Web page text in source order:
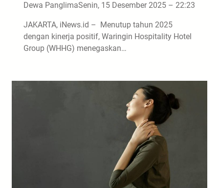
Dewa PanglimaSenin, 15 Desember 2025 – 22:23
JAKARTA, iNews.id – Menutup tahun 2025
dengan kinerja positif, Waringin Hospitality Hotel
Group (WHHG) menegaskan…